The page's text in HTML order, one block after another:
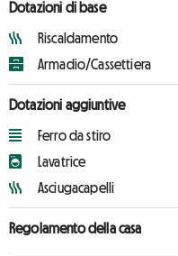
Dotazioni di base
Riscaldamento
Armadio/Cassettiera
Dotazioni aggiuntive
Ferro da stiro
Lavatrice
Asciugacapelli
Regolamento della casa